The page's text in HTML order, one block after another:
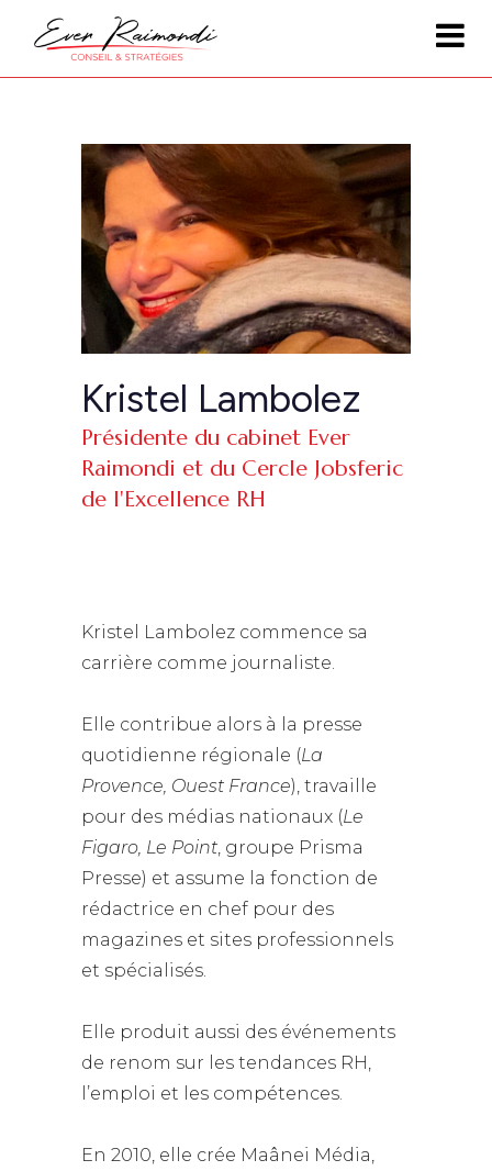
Kristel Lambolez
Présidente du cabinet Ever
Raimondi et du Cercle Jobsferic
de l'Excellence RH
Kristel Lambolez commence sa
carrière comme journaliste.
Elle contribue alors à la presse
quotidienne régionale (La
Provence, Ouest France), travaille
pour des médias nationaux (Le
Figaro, Le Point, groupe Prisma
Presse) et assume la fonction de
rédactrice en chef pour des
magazines et sites professionnels
et spécialisés.
Elle produit aussi des événements
de renom sur les tendances RH,
l’emploi et les compétences.
En 2010, elle crée Maânei Média,